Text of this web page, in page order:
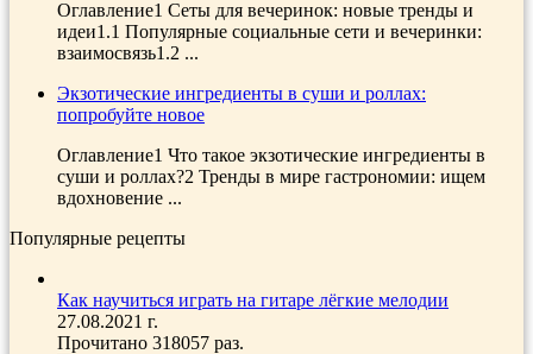
Оглавление1 Сеты для вечеринок: новые тренды и
идеи1.1 Популярные социальные сети и вечеринки:
взаимосвязь1.2 ...
Экзотические ингредиенты в суши и роллах:
попробуйте новое
Оглавление1 Что такое экзотические ингредиенты в
суши и роллах?2 Тренды в мире гастрономии: ищем
вдохновение ...
Популярные рецепты
Как научиться играть на гитаре лёгкие мелодии
27.08.2021 г.
Прочитано 318057 раз.